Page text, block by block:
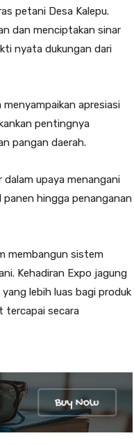
petani Desa Kalepu.
dan menciptakan sinar
nyata dukungan dari
apresiasi
pentingnya
pangan daerah.
dalam upaya menangani
panen hingga penanganan
membangun sistem
Kehadiran Expo jagung
lebih luas bagi produk
tercapai secara